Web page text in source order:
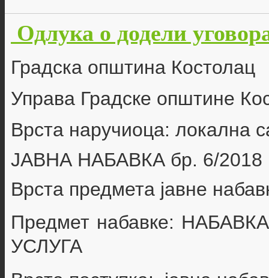
Одлука о додели
Градска општина Костолац
Управа Градске општине
Врста наручиоца: локална
ЈАВНА НАБАВКА бр. 6/2018
Врста предмета јавне
Предмет набавке:
УСЛУГА